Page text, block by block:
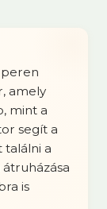
peren
amely
mint a
segít a
találni a
is